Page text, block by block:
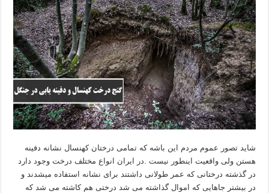
شاید تصور عموم مردم این باشه که تمامی درختان کهنسال نشانه دفینه
هستن ولی واقعیت اینطور نیست .در ایران انواع مختلف درخت وجود دارد
در گذشته درختانی که عمر طولانی داشتند برای نشانه استفاده میشدند و
در بیشتر جاهایی که اموال گذاشته می شد درختی هم کاشته می شد که